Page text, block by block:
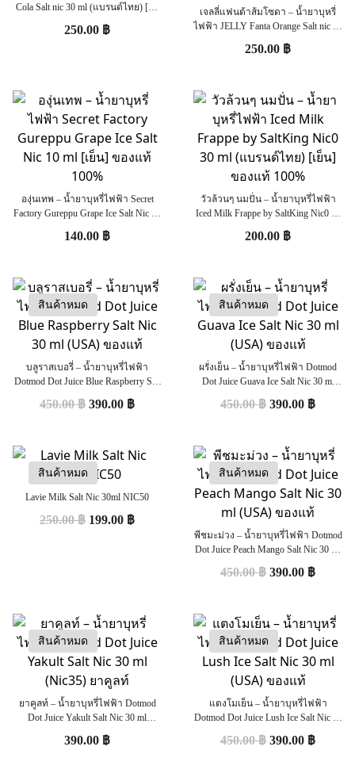
Cola Salt nic 30 ml (แบรนด์ไทย) [ไม่
250.00 ฿
เจลลี่แฟนต้าส้มโซดา – น้ำยาบุหรี่
ไฟฟ้า JELLY Fanta Orange Salt nic 30
250.00 ฿
องุ่นเทพ – น้ำยาบุหรี่ไฟฟ้า Secret
Factory Gureppu Grape Ice Salt Nic 10
140.00 ฿
วัวล้วนๆ นมปั่น – น้ำยาบุหรี่ไฟฟ้า
Iced Milk Frappe by SaltKing Nic0 30
200.00 ฿
สินค้าหมด
บลูราสเบอรี่ – น้ำยาบุหรี่ไฟฟ้า
Dotmod Dot Juice Blue Raspberry Salt
450.00฿ 390.00 ฿
สินค้าหมด
ผรั่งเย็น – น้ำยาบุหรี่ไฟฟ้า Dotmod
Dot Juice Guava Ice Salt Nic 30 ml
450.00฿ 390.00 ฿
สินค้าหมด
Lavie Milk Salt Nic 30ml NIC50
250.00฿ 199.00 ฿
สินค้าหมด
พีชมะม่วง – น้ำยาบุหรี่ไฟฟ้า Dotmod
Dot Juice Peach Mango Salt Nic 30 ml
450.00฿ 390.00 ฿
สินค้าหมด
ยาคูลท์ – น้ำยาบุหรี่ไฟฟ้า Dotmod
Dot Juice Yakult Salt Nic 30 ml
390.00 ฿
สินค้าหมด
แตงโมเย็น – น้ำยาบุหรี่ไฟฟ้า
Dotmod Dot Juice Lush Ice Salt Nic 30
450.00฿ 390.00 ฿